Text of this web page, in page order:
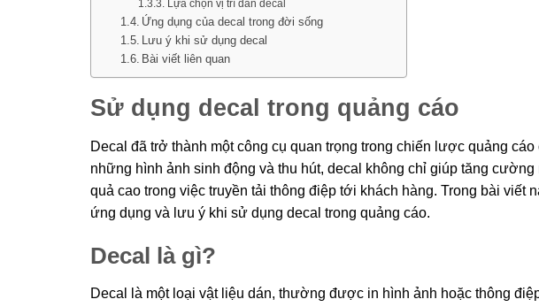
Lựa chọn vị trí dán decal
Ứng dụng của decal trong đời sống
Lưu ý khi sử dụng decal
Bài viết liên quan
Sử dụng decal trong quảng cáo
Decal đã trở thành một công cụ quan trọng trong chiến lược quảng
những hình ảnh sinh động và thu hút, decal không chỉ giúp tăng
quả cao trong việc truyền tải thông điệp tới khách hàng. Trong bài viết
ứng dụng và lưu ý khi sử dụng decal trong quảng cáo.
Decal là gì?
Decal là một loại vật liệu dán, thường được in hình ảnh hoặc thông